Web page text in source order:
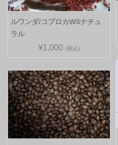
ルワンダ/コプロカWSナチュ
ラル
¥1,000 (税込)